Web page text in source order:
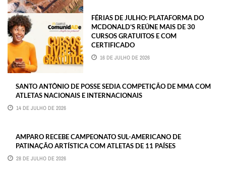
FÉRIAS DE JULHO: PLATAFORMA DO
MCDONALD’S REÚNE MAIS DE 30
CURSOS GRATUITOS E COM
CERTIFICADO
16 DE JULHO DE 2026
SANTO ANTÔNIO DE POSSE SEDIA COMPETIÇÃO DE MMA COM
ATLETAS NACIONAIS E INTERNACIONAIS
14 DE JULHO DE 2026
AMPARO RECEBE CAMPEONATO SUL-AMERICANO DE
PATINAÇÃO ARTÍSTICA COM ATLETAS DE 11 PAÍSES
28 DE JULHO DE 2026